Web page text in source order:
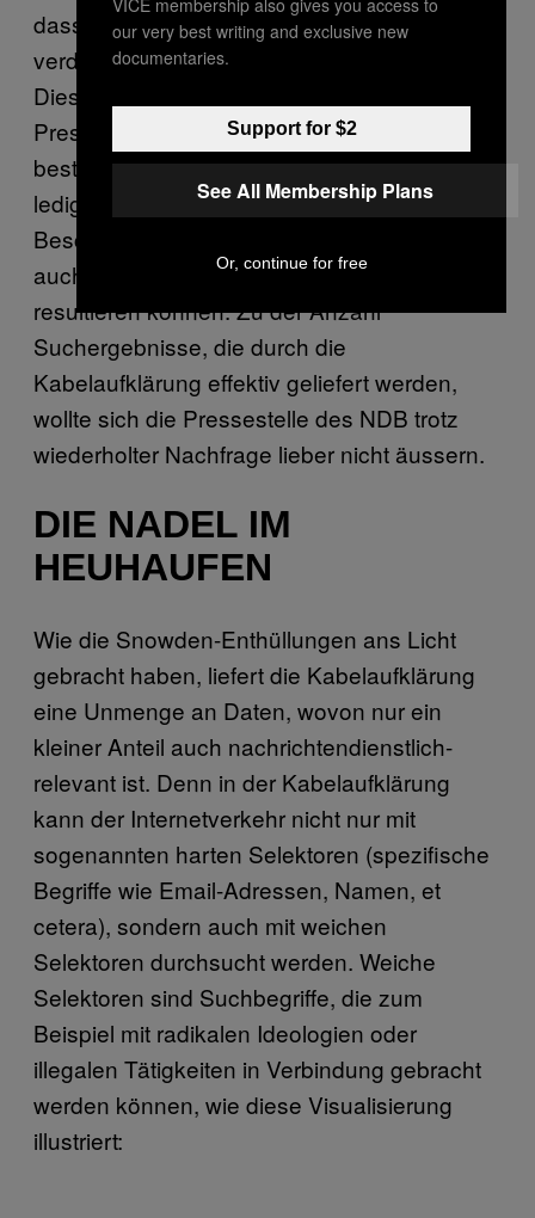
dass nur der Internetverkehr von zehn
verdächtigten Personen überwacht würde.
Diese Annahme ist jedoch falsch. Wie die
Pressestelle des NDB auf Anfrage von VICE
bestätigt, habe sich Parmelin mit der Fallzahl
lediglich auf “genehmigungspflichtige
Beschaffungsmassnahmen” bezogen, die
auch aus einem Kabelaufklärungsauftrag
resultieren können. Zu der Anzahl
Suchergebnisse, die durch die
Kabelaufklärung effektiv geliefert werden,
wollte sich die Pressestelle des NDB trotz
wiederholter Nachfrage lieber nicht äussern.
DIE NADEL IM
HEUHAUFEN
Wie die Snowden-Enthüllungen ans Licht
gebracht haben, liefert die Kabelaufklärung
eine Unmenge an Daten, wovon nur ein
kleiner Anteil auch nachrichtendienstlich-
relevant ist. Denn in der Kabelaufklärung
kann der Internetverkehr nicht nur mit
sogenannten harten Selektoren (spezifische
Begriffe wie Email-Adressen, Namen, et
cetera), sondern auch mit weichen
Selektoren durchsucht werden. Weiche
Selektoren sind Suchbegriffe, die zum
Beispiel mit radikalen Ideologien oder
illegalen Tätigkeiten in Verbindung gebracht
werden können, wie diese Visualisierung
illustriert:
our very best writing and exclusive new
documentaries.
Support for $2
See All Membership Plans
Or, continue for free